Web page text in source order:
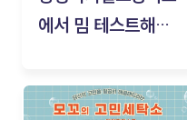
에서 밈 테스트해보